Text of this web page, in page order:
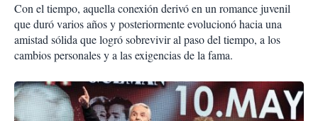
Con el tiempo, aquella conexión derivó en un romance juvenil
que duró varios años y posteriormente evolucionó hacia una
amistad sólida que logró sobrevivir al paso del tiempo, a los
cambios personales y a las exigencias de la fama.